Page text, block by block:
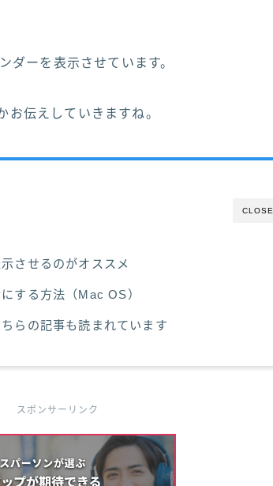
ダーを表示させています。
お伝えしていきますね。
CLOSE
させるのがオススメ
する方法（Mac OS）
らの記事も読まれています
スポンサーリンク